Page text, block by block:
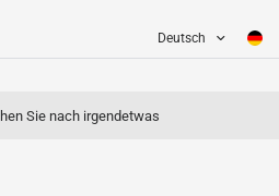
Deutsch